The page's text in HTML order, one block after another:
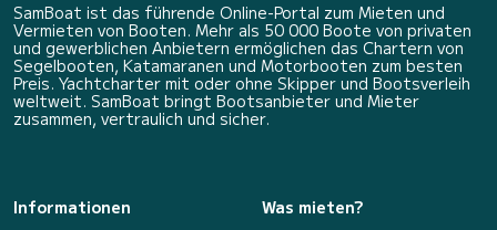
SamBoat ist das führende Online-Portal zum Mieten und
Vermieten von Booten. Mehr als 50 000 Boote von privaten
und gewerblichen Anbietern ermöglichen das Chartern von
Segelbooten, Katamaranen und Motorbooten zum besten
Preis. Yachtcharter mit oder ohne Skipper und Bootsverleih
weltweit. SamBoat bringt Bootsanbieter und Mieter
zusammen, vertraulich und sicher.
Informationen
Was mieten?